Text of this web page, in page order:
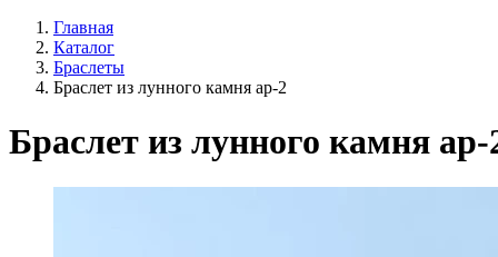
Главная
Каталог
Браслеты
Браслет из лунного камня ар-2
Браслет из лунного камня ар-